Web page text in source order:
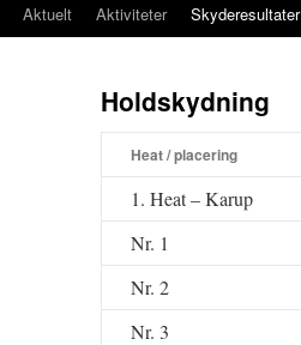
Aktuelt Aktiviteter Skyderesultater
Holdskydning
Heat / placering
1. Heat – Karup
Nr. 1
Nr. 2
Nr. 3